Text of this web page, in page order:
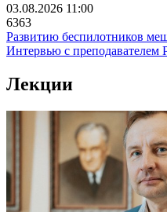
03.08.2026 11:00
6363
Развитию беспилотников
Интервью с
Лекции